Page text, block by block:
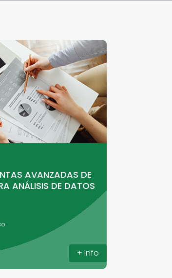
AVANZADAS DE
ANÁLISIS DE DATOS
+ Info